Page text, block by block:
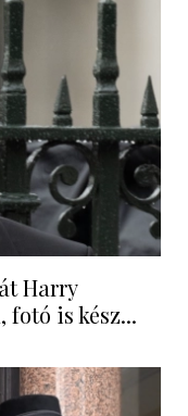
Harry
fotó is kész...